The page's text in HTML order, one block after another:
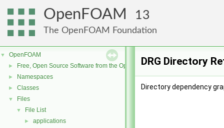
OpenFOAM 13
The OpenFOAM Foundation
▼ OpenFOAM
► Free, Open Source Software from the OpenFOAM Foundation
► Namespaces
► Classes
▼ Files
▼ File List
► applications
DRG Directory
Directory dependency